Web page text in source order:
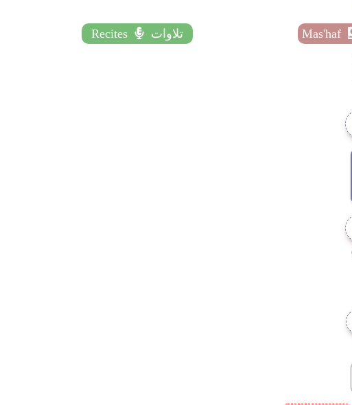
Recites تلاوات Mas'haf